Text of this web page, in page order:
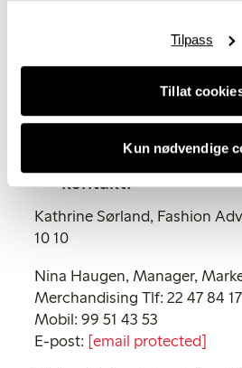
Tillat
Tilpass
Kun nødvendige
Ryel i Kreftforeningen.
brystkreftforskning. Lindex er
bidragsgiveren i 2010.
For ytterligere
kontakt:
Kathrine Sørland, Fashion
10 10
Nina Haugen, Manager,
Merchandising Tlf: 22 47 84 17
Mobil: 99 51 43 53
E-post: [email protected]